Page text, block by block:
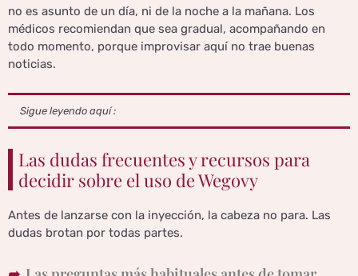
no es asunto de un día, ni de la noche a la mañana. Los
médicos recomiendan que sea gradual, acompañando en
todo momento, porque improvisar aquí no trae buenas
noticias.
Sigue leyendo aquí :
Las dudas frecuentes y recursos para
decidir sobre el uso de Wegovy
Antes de lanzarse con la inyección, la cabeza no para. Las
dudas brotan por todas partes.